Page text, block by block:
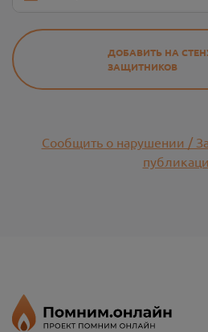
ДОБАВИТЬ НА
ЗАЩИТНИКОВ
Сообщить о нарушении /